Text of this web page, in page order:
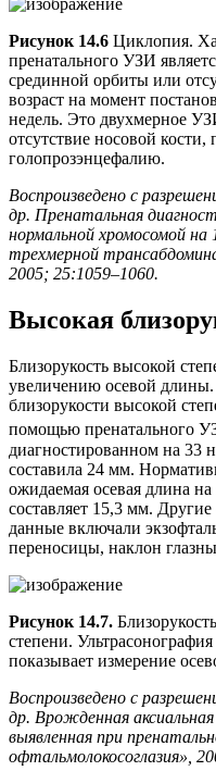
Рисунок 14.6 Циклопия.
пренатального УЗИ
срединной орбиты или
возраст на момент
недель. Это двухмерное
отсутствие носовой
голопрозэнцефалию.
Воспроизведено с
др. Пренатальная
нормальной хромосомой
трехмерной
2005; 25:1059–1060.
Высокая
Близорукость высокой
увеличению осевой
близорукости высокой
помощью пренатального
диагностированном на 33
составила 24 мм.
ожидаемая осевая длина
составляет 15,3 мм.
данные включали
переносицы, наклон
Рисунок 14.7.
степени.
показывает измерение
Воспроизведено с
др. Врожденная
выявленная при
офтальмолокосоглазия»,